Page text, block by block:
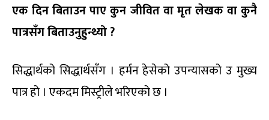
एक दिन बिताउन पाए कुन जीवित वा मृत लेखक वा कुनै
पात्रसँग बिताउनुहुन्थ्यो ?
सिद्धार्थको सिद्धार्थसँग । हर्मन हेसेको उपन्यासको उ मुख्य
पात्र हो । एकदम मिस्ट्रीले भरिएको छ ।